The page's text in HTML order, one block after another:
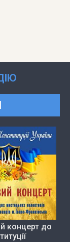
концерт до